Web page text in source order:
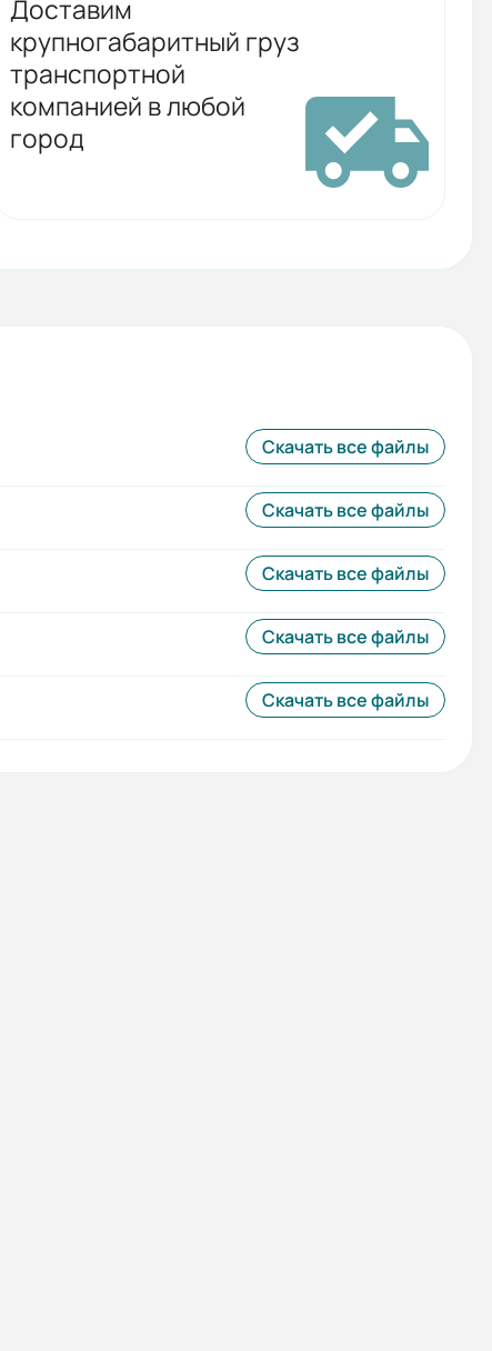
Доставим
крупногабаритный груз
транспортной
компанией в любой
город
Скачать все файлы
Скачать все файлы
Скачать все файлы
Скачать все файлы
Скачать все файлы